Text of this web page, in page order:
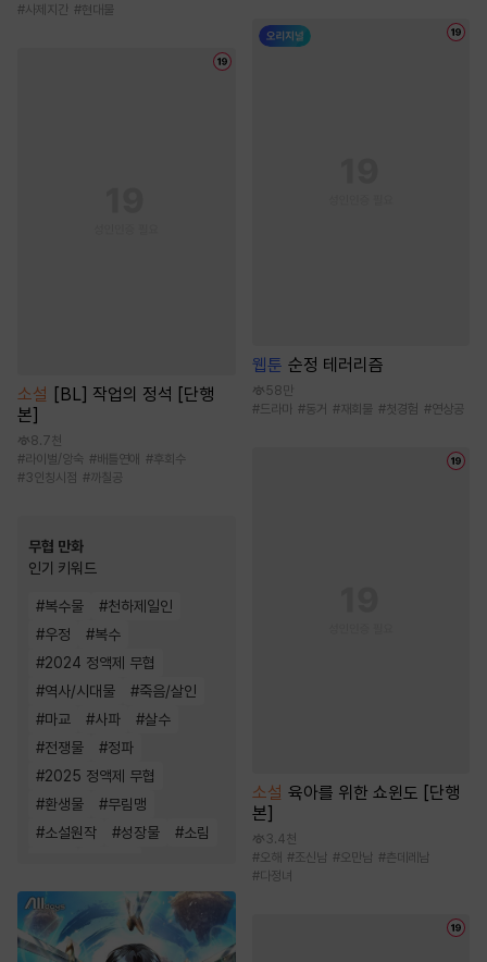
#사제지간 #현대물
소설 [BL] 작업의 정석 [단행
본]
8.7천
#라이벌/앙숙 #배틀연애 #후회수
#3인칭시점 #까칠공
무협 만화
인기 키워드
#복수물 #천하제일인
#우정 #복수
#2024 정액제 무협
#역사/시대물 #죽음/살인
#마교 #사파 #살수
#전쟁물 #정파
#2025 정액제 무협
#환생물 #무림맹
#소설원작 #성장물 #소림
웹툰 순정 테러리즘
58만
#드라마 #동거 #재회물 #첫경험 #연상공
소설 육아를 위한 쇼윈도 [단행
본]
3.4천
#오해 #조신남 #오만남 #츤데레남
#다정녀